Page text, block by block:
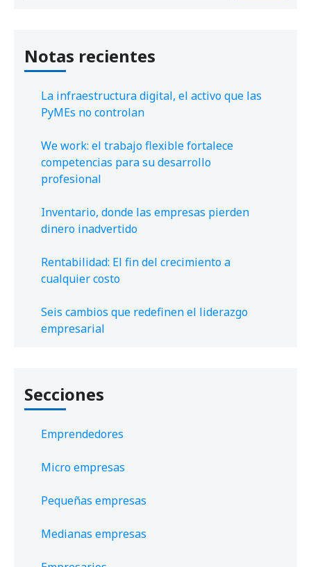
Notas recientes
La infraestructura digital, el activo que las
PyMEs no controlan
We work: el trabajo flexible fortalece
competencias para su desarrollo
profesional
Inventario, donde las empresas pierden
dinero inadvertido
Rentabilidad: El fin del crecimiento a
cualquier costo
Seis cambios que redefinen el liderazgo
empresarial
Secciones
Emprendedores
Micro empresas
Pequeñas empresas
Medianas empresas